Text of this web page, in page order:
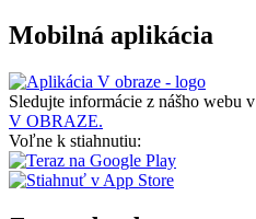
Mobilná aplikácia
Sledujte informácie z nášho webu v
V OBRAZE.
Voľne k stiahnutiu: